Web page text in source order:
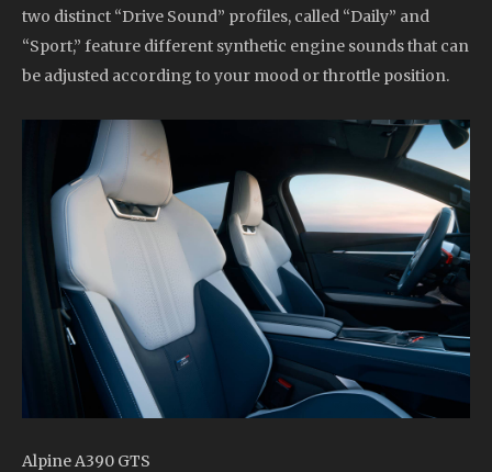
two distinct “Drive Sound” profiles, called “Daily” and
“Sport,” feature different synthetic engine sounds that can
be adjusted according to your mood or throttle position.
Alpine A390 GTS